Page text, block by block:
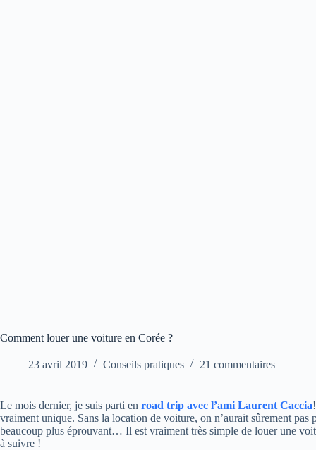
Comment louer une voiture en Corée ?
23 avril 2019 Conseils pratiques 21 commentaires
Le mois dernier, je suis parti en road trip avec l’ami Laurent Caccia
vraiment unique. Sans la location de voiture, on n’aurait sûrement
beaucoup plus éprouvant… Il est vraiment très simple de louer une
à suivre !